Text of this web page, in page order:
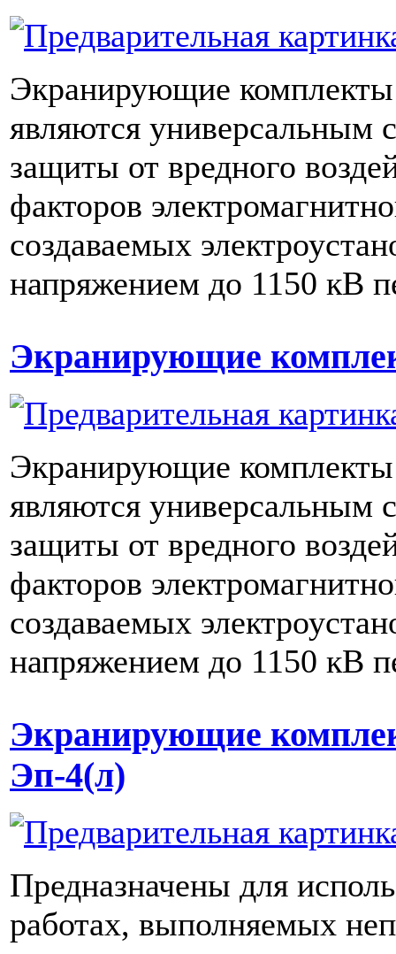
Экранирующие
являются универсальным
защиты от вредного
факторов
создаваемых
напряжением до 1150 кВ
Экранирующие
Экранирующие
являются универсальным
защиты от вредного
факторов
создаваемых
напряжением до 1150 кВ
Экранирующие
Эп-4(л)
Предназначены для
работах, выполняемых